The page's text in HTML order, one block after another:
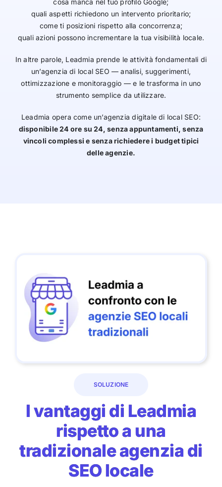
quali aspetti richiedono un intervento prioritario;
come ti posizioni rispetto alla concorrenza;
quali azioni possono incrementare la tua visibilità locale.
In altre parole, Leadmia prende le attività fondamentali di
un’agenzia di local SEO — analisi, suggerimenti,
ottimizzazione e monitoraggio — e le trasforma in uno
strumento semplice da utilizzare.
Leadmia opera come un’agenzia digitale di local SEO:
disponibile 24 ore su 24, senza appuntamenti, senza
vincoli complessi e senza richiedere i budget tipici
delle agenzie.
SOLUZIONE
I vantaggi di Leadmia
rispetto a una
tradizionale agenzia di
SEO locale